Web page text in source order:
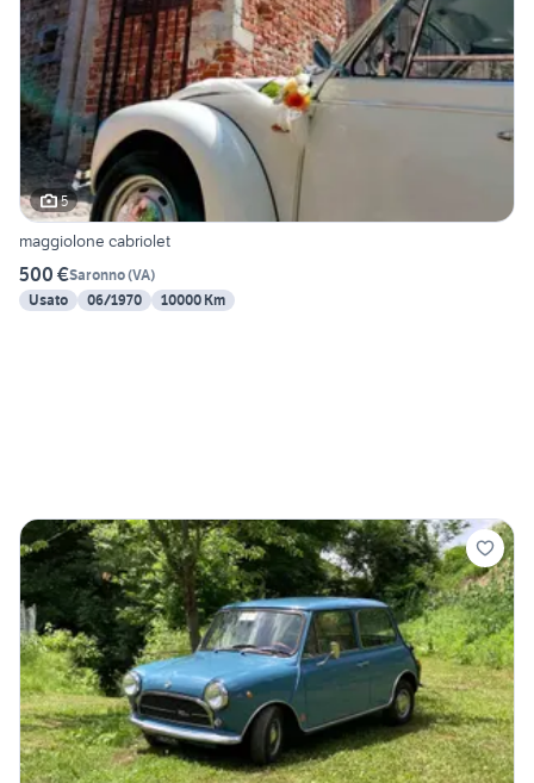
5
maggiolone cabriolet
500 €Saronno(VA)
Usato
06/1970 10000 Km